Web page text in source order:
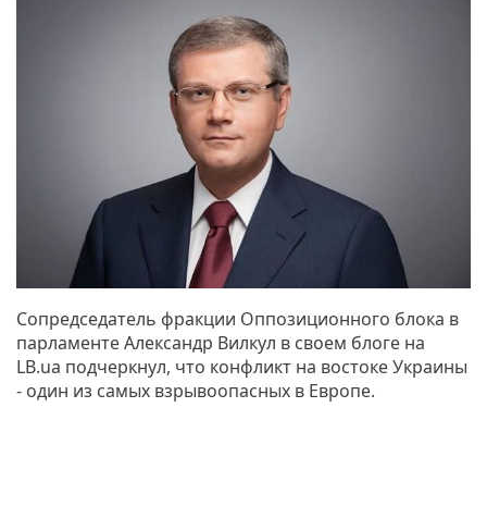
Сопредседатель фракции Оппозиционного блока в
парламенте Александр Вилкул в своем блоге на
LB.ua подчеркнул, что конфликт на востоке Украины
- один из самых взрывоопасных в Европе.